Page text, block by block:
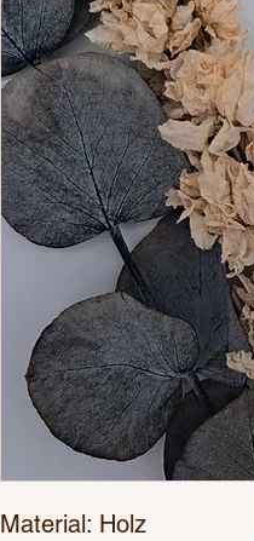
Material: Holz